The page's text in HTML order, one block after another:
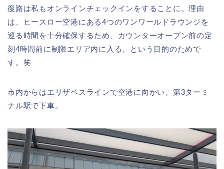
復路は私もオンラインチェックインをすることに。理由
は、ヒースロー空港にある4つのワンワールドラウンジを
巡る時間を十分確保するため、カウンターオープン前の定
刻4時間前に制限エリア内に入る、という目的のためで
す。笑
市内からはエリザベスラインで空港に向かい、第3ターミ
ナル駅で下車。